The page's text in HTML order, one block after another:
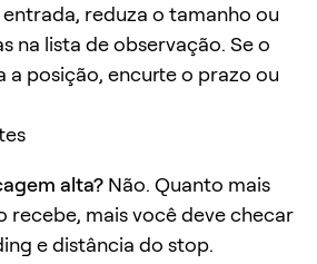
reduza o tamanho ou
na lista de observação. Se o
posição, encurte o prazo ou
alta? Não. Quanto mais
recebe, mais você deve checar
e distância do stop.